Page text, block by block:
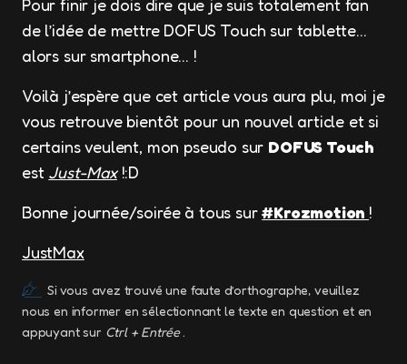
Pour finir je dois dire que je suis totalement fan
de l’idée de mettre DOFUS Touch sur tablette…
alors sur smartphone… !
Voilà j’espère que cet article vous aura plu, moi je
vous retrouve bientôt pour un nouvel article et si
certains veulent, mon pseudo sur DOFUS Touch
est Just-Max!:D
Bonne journée/soirée à tous sur#Krozmotion !
JustMax
Si vous avez trouvé une faute d’orthographe, veuillez
nous en informer en sélectionnant le texte en question et en
appuyant sur Ctrl + Entrée.